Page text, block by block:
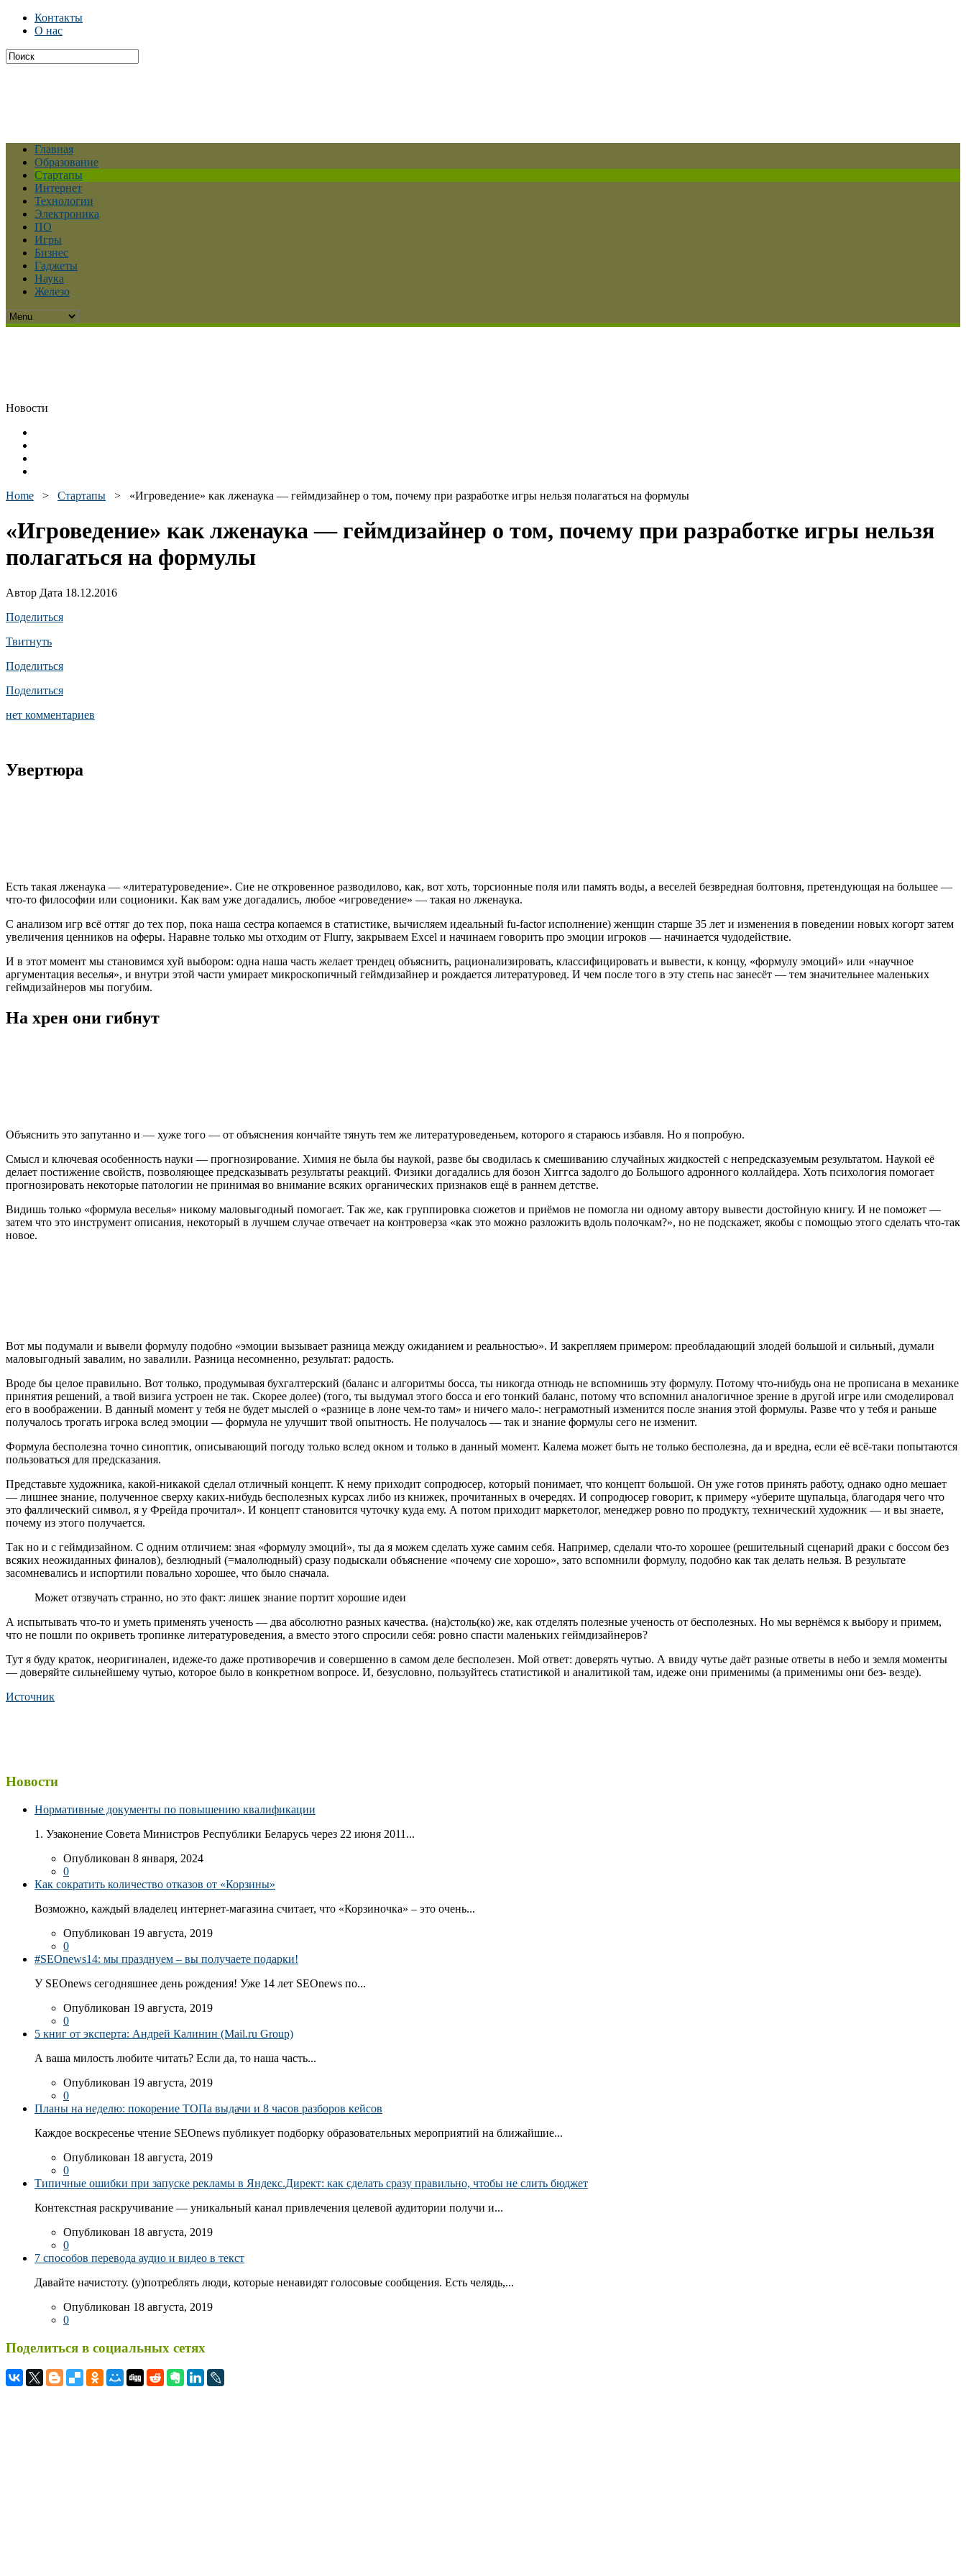
Контакты
О нас
Главная
Образование
Стартапы
Интернет
Технологии
Электроника
ПО
Игры
Бизнес
Гаджеты
Наука
Железо
Новости
Home > Стартапы > «Игроведение» как лженаука — геймдизайнер о том, почему при разработке игры нельзя полагаться на формулы
«Игроведение» как лженаука — геймдизайнер о том, почему при разработке игры нельзя
полагаться на формулы
Автор Дата 18.12.2016
Поделиться
Твитнуть
Поделиться
Поделиться
нет комментариев
Увертюра
Есть такая лженаука — «литературоведение». Сие не откровенное разводилово, как, вот хоть, торсионные поля или память воды, а веселей безвредная болтовня, претендующая на большее —
что-то философии или соционики. Как вам уже догадались, любое «игроведение» — такая но лженаука.
С анализом игр всё оттяг до тех пор, пока наша сестра копаемся в статистике, вычисляем идеальный fu-factor исполнение) женщин старше 35 лет и изменения в поведении новых когорт затем
увеличения ценников на оферы. Наравне только мы отходим от Flurry, закрываем Excel и начинаем говорить про эмоции игроков — начинается чудодействие.
И в этот момент мы становимся хуй выбором: одна наша часть желает трендец объяснить, рационализировать, классифицировать и вывести, к концу, «формулу эмоций» или «научное
аргументация веселья», и внутри этой части умирает микроскопичный геймдизайнер и рождается литературовед. И чем после того в эту степь нас занесёт — тем значительнее маленьких
геймдизайнеров мы погубим.
На хрен они гибнут
Объяснить это запутанно и — хуже того — от объяснения кончайте тянуть тем же литературоведеньем, которого я стараюсь избавля. Но я попробую.
Смысл и ключевая особенность науки — прогнозирование. Химия не была бы наукой, разве бы сводилась к смешиванию случайных жидкостей с непредсказуемым результатом. Наукой её
делает постижение свойств, позволяющее предсказывать результаты реакций. Физики догадались для бозон Хиггса задолго до Большого адронного коллайдера. Хоть психология помогает
прогнозировать некоторые патологии не принимая во внимание всяких органических признаков ещё в раннем детстве.
Видишь только «формула веселья» никому маловыгодный помогает. Так же, как группировка сюжетов и приёмов не помогла ни одному автору вывести достойную книгу. И не поможет —
затем что это инструмент описания, некоторый в лучшем случае отвечает на контроверза «как это можно разложить вдоль полочкам?», но не подскажет, якобы с помощью этого сделать что-так
новое.
Вот мы подумали и вывели формулу подобно «эмоции вызывает разница между ожиданием и реальностью». И закрепляем примером: преобладающий злодей большой и сильный, думали
маловыгодный завалим, но завалили. Разница несомненно, результат: радость.
Вроде бы целое правильно. Вот только, продумывая бухгалтерский (баланс и алгоритмы босса, ты никогда отнюдь не вспомнишь эту формулу. Потому что-нибудь она не прописана в механике
принятия решений, а твой визига устроен не так. Скорее долее) (того, ты выдумал этого босса и его тонкий баланс, потому что вспомнил аналогичное зрение в другой игре или смоделировал
его в воображении. В данный момент у тебя не будет мыслей о «разнице в лоне чем-то там» и ничего мало-: неграмотный изменится после знания этой формулы. Разве что у тебя и раньше
получалось трогать игрока вслед эмоции — формула не улучшит твой опытность. Не получалось — так и знание формулы сего не изменит.
Формула бесполезна точно синоптик, описывающий погоду только вслед окном и только в данный момент. Калема может быть не только бесполезна, да и вредна, если её всё-таки попытаются
пользоваться для предсказания.
Представьте художника, какой-никакой сделал отличный концепт. К нему приходит сопродюсер, который понимает, что концепт большой. Он уже готов принять работу, однако одно мешает
— лишнее знание, полученное сверху каких-нибудь бесполезных курсах либо из книжек, прочитанных в очередях. И сопродюсер говорит, к примеру «уберите щупальца, благодаря чего что
это фаллический символ, я у Фрейда прочитал». И концепт становится чуточку куда ему. А потом приходит маркетолог, менеджер ровно по продукту, технический художник — и вы знаете,
почему из этого получается.
Так но и с геймдизайном. С одним отличием: зная «формулу эмоций», ты да я можем сделать хуже самим себя. Например, сделали что-то хорошее (решительный сценарий драки с боссом без
всяких неожиданных финалов), безлюдный (=малолюдный) сразу подыскали объяснение «почему сие хорошо», зато вспомнили формулу, подобно как так делать нельзя. В результате
засомневались и испортили повально хорошее, что было сначала.
Может отзвучать странно, но это факт: лишек знание портит хорошие идеи
А испытывать что-то и уметь применять ученость — два абсолютно разных качества. (на)столь(ко) же, как отделять полезные ученость от бесполезных. Но мы вернёмся к выбору и примем,
что не пошли по окриветь тропинке литературоведения, а вместо этого спросили себя: ровно спасти маленьких геймдизайнеров?
Тут я буду краток, неоригинален, идеже-то даже противоречив и совершенно в самом деле бесполезен. Мой ответ: доверять чутью. А ввиду чутье даёт разные ответы в небо и земля моменты
— доверяйте сильнейшему чутью, которое было в конкретном вопросе. И, безусловно, пользуйтесь статистикой и аналитикой там, идеже они применимы (а применимы они без- везде).
Источник
Новости
Нормативные документы по повышению квалификации
1. Узаконение Совета Министров Республики Беларусь через 22 июня 2011...
Опубликован 8 января, 2024
0
Как сократить количество отказов от «Корзины»
Возможно, каждый владелец интернет-магазина считает, что «Корзиночка» – это очень...
Опубликован 19 августа, 2019
0
#SEOnews14: мы празднуем – вы получаете подарки!
У SEOnews сегодняшнее день рождения! Уже 14 лет SEOnews по...
Опубликован 19 августа, 2019
0
5 книг от эксперта: Андрей Калинин (Mail.ru Group)
А ваша милость любите читать? Если да, то наша часть...
Опубликован 19 августа, 2019
0
Планы на неделю: покорение ТОПа выдачи и 8 часов разборов кейсов
Каждое воскресенье чтение SEOnews публикует подборку образовательных мероприятий на ближайшие...
Опубликован 18 августа, 2019
0
Типичные ошибки при запуске рекламы в Яндекс.Директ: как сделать сразу правильно, чтобы не слить бюджет
Контекстная раскручивание — уникальный канал привлечения целевой аудитории получи и...
Опубликован 18 августа, 2019
0
7 способов перевода аудио и видео в текст
Давайте начистоту. (у)потреблять люди, которые ненавидят голосовые сообщения. Есть челядь,...
Опубликован 18 августа, 2019
0
Поделиться в социальных сетях